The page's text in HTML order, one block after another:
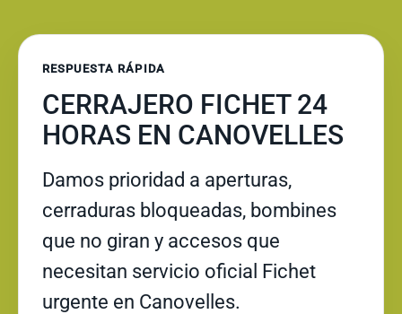
RESPUESTA RÁPIDA
CERRAJERO FICHET 24
HORAS EN CANOVELLES
Damos prioridad a aperturas,
cerraduras bloqueadas, bombines
que no giran y accesos que
necesitan servicio oficial Fichet
urgente en Canovelles.